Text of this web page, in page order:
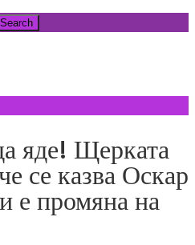
яде! Щерката
се казва Оскар
е промяна на